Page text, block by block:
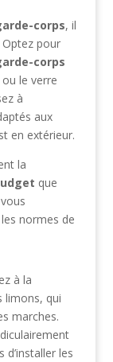
corps, il
pour
corps
le verre
à
aux
en extérieur.
la
que
normes de
à la
limons, qui
marches.
les